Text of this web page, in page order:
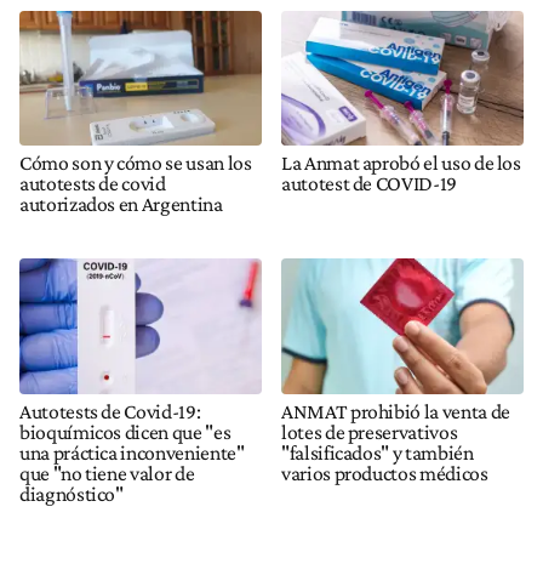
Cómo son y cómo se usan los
autotests de covid
autorizados en Argentina
La Anmat aprobó el uso de los
autotest de COVID-19
Autotests de Covid-19:
bioquímicos dicen que "es
una práctica inconveniente"
que "no tiene valor de
diagnóstico"
ANMAT prohibió la venta de
lotes de preservativos
"falsificados" y también
varios productos médicos